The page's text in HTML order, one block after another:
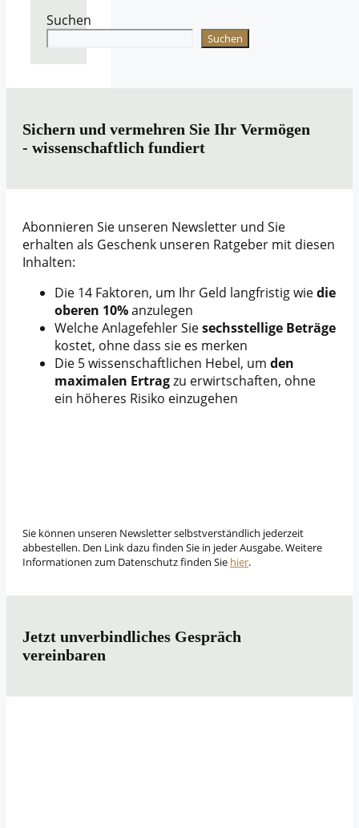
Suchen
Suchen
Sichern und vermehren Sie Ihr Vermögen
- wissenschaftlich fundiert
Abonnieren Sie unseren Newsletter und Sie
erhalten als Geschenk unseren Ratgeber mit diesen
Inhalten:
Die 14 Faktoren, um Ihr Geld langfristig wiedie
oberen 10%anzulegen
Welche Anlagefehler Siesechsstellige Beträge
kostet, ohne dass sie es merken
Die 5 wissenschaftlichen Hebel, um den
maximalen Ertragzu erwirtschaften, ohne
ein höheres Risiko einzugehen
Sie können unseren Newsletter selbstverständlich jederzeit
abbestellen. Den Link dazu finden Sie in jeder Ausgabe. Weitere
Informationen zum Datenschutz finden Sie hier.
Jetzt unverbindliches Gespräch
vereinbaren